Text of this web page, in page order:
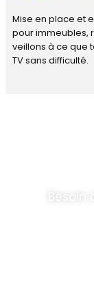
Mise en place et
pour immeubles,
veillons à ce que
TV sans difficulté.